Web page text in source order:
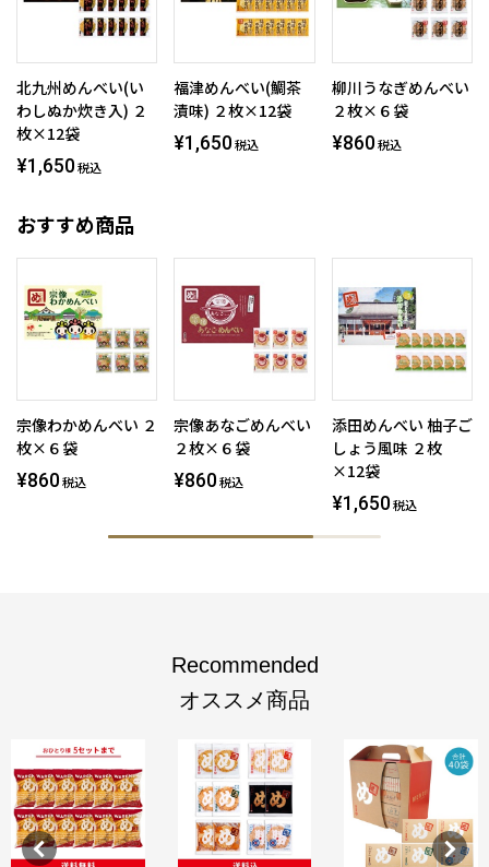
北九州めんべい(い
わしぬか炊き入) ２
枚×12袋
¥1,650 税込
福津めんべい(鯛茶
漬味) ２枚×12袋
¥1,650 税込
柳川うなぎめんべい
２枚×６袋
¥860 税込
おすすめ商品
宗像わかめんべい ２
枚×６袋
¥860 税込
宗像あなごめんべい
２枚×６袋
¥860 税込
添田めんべい 柚子ご
しょう風味 ２枚
×12袋
¥1,650 税込
Recommended
オススメ商品